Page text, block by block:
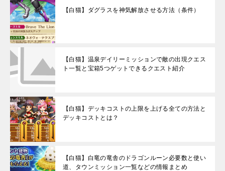
【白猫】ダグラスを神気解放させる方法（条件）
【白猫】温泉デイリーミッションで敵の出現クエス
ト一覧と宝箱5つゲットできるクエスト紹介
【白猫】デッキコストの上限を上げる全ての方法と
デッキコストとは？
【白猫】白竜の竜舎のドラゴンルーン必要数と使い
道、タウンミッション一覧などの情報まとめ